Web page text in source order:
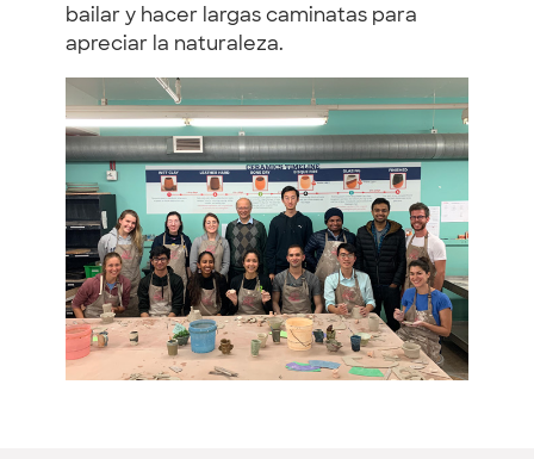
bailar y hacer largas caminatas para
apreciar la naturaleza.